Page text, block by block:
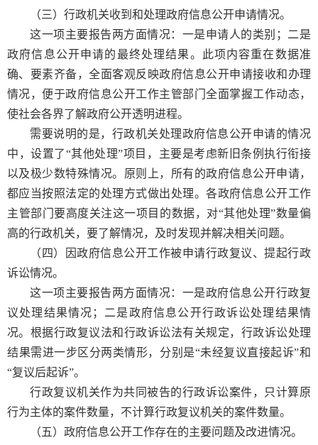
（三）行政机关收到和处理政府信息公开申请情况。
这一项主要报告两方面情况：一是申请人的类别；二是
政府信息公开申请的最终处理结果。此项内容重在数据准
确、要素齐备，全面客观反映政府信息公开申请接收和办理
情况，便于政府信息公开工作主管部门全面掌握工作动态，
使社会各界了解政府公开透明进程。
需要说明的是，行政机关处理政府信息公开申请的情况
中，设置了“其他处理”项目，主要是考虑新旧条例执行衔接
以及极少数特殊情况。原则上，所有的政府信息公开申请，
都应当按照法定的处理方式做出处理。各政府信息公开工作
主管部门要高度关注这一项目的数据，对“其他处理”数量偏
高的行政机关，要了解情况，及时发现并解决相关问题。
（四）因政府信息公开工作被申请行政复议、提起行政
诉讼情况。
这一项主要报告两方面情况：一是政府信息公开行政复
议处理结果情况；二是政府信息公开行政诉讼处理结果情
况。根据行政复议法和行政诉讼法有关规定，行政诉讼处理
结果需进一步区分两类情形，分别是“未经复议直接起诉”和
“复议后起诉”。
行政复议机关作为共同被告的行政诉讼案件，只计算原
行为主体的案件数量，不计算行政复议机关的案件数量。
（五）政府信息公开工作存在的主要问题及改进情况。